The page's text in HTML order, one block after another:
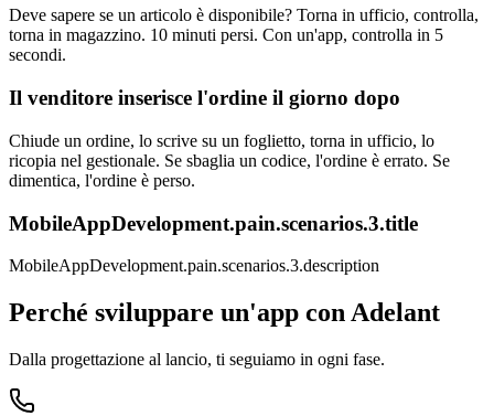
Deve sapere se un articolo è disponibile? Torna in ufficio, controlla,
torna in magazzino. 10 minuti persi. Con un'app, controlla in 5
secondi.
Il venditore inserisce l'ordine il giorno dopo
Chiude un ordine, lo scrive su un foglietto, torna in ufficio, lo
ricopia nel gestionale. Se sbaglia un codice, l'ordine è errato. Se
dimentica, l'ordine è perso.
MobileAppDevelopment.pain.scenarios.3.title
MobileAppDevelopment.pain.scenarios.3.description
Perché sviluppare un'app con Adelant
Dalla progettazione al lancio, ti seguiamo in ogni fase.